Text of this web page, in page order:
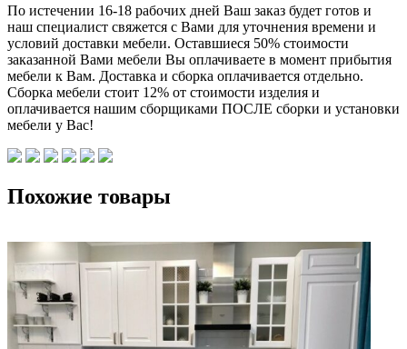
По истечении 16-18 рабочих дней Ваш заказ будет готов и
наш специалист свяжется с Вами для уточнения времени и
условий доставки мебели. Оставшиеся 50% стоимости
заказанной Вами мебели Вы оплачиваете в момент прибытия
мебели к Вам. Доставка и сборка оплачивается отдельно.
Сборка мебели стоит 12% от стоимости изделия и
оплачивается нашим сборщиками ПОСЛЕ сборки и установки
мебели у Вас!
Похожие товары